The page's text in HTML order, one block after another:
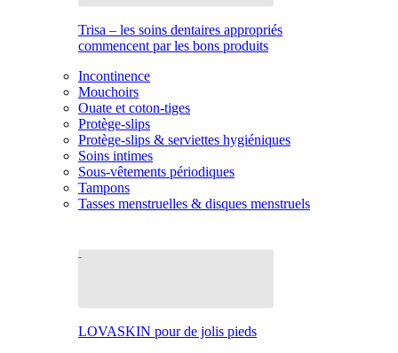
Trisa – les soins dentaires appropriés
commencent par les bons produits
Incontinence
Mouchoirs
Ouate et coton-tiges
Protège-slips
Protège-slips & serviettes hygiéniques
Soins intimes
Sous-vêtements périodiques
Tampons
Tasses menstruelles & disques menstruels
LOVASKIN pour de jolis pieds